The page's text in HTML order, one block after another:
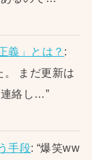
義」とは？ :
。 まだ更新は
連絡し…”
手段: “爆笑ww